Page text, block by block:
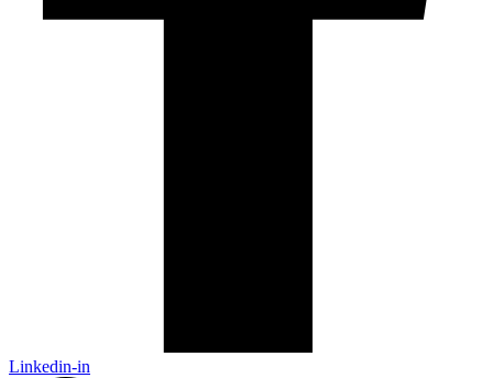
Linkedin-in